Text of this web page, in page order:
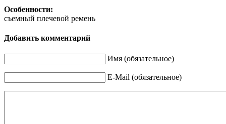
Особенности:
съемный плечевой ремень
Добавить комментарий
Имя (обязательное)
E-Mail (обязательное)